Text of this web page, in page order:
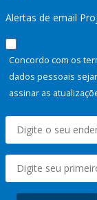
Alertas de email
Concordo com os
dados pessoais
assinar as